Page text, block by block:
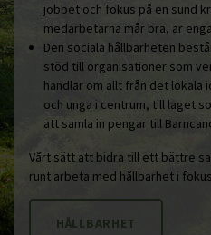
jobbet och fokus på en sund
medarbetarna mår bra, är
Den sociala hållbarheten
stöd till organisationer som
handlar om allt från det
och unga i centrum, till laget
att samla in pengar till
Vårt sätt att bidra till ett bättre
runt arbeta med hållbarhet i
HÅLLBARHET